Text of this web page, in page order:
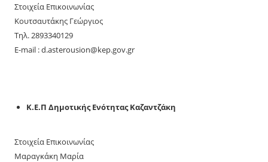
Στοιχεία Επικοινωνίας
Κουτσαυτάκης Γεώργιος
Τηλ. 2893340129
E-mail : d.asterousion@kep.gov.gr
Κ.Ε.Π Δημοτικής Ενότητας Καζαντζάκη
Στοιχεία Επικοινωνίας
Μαραγκάκη Μαρία